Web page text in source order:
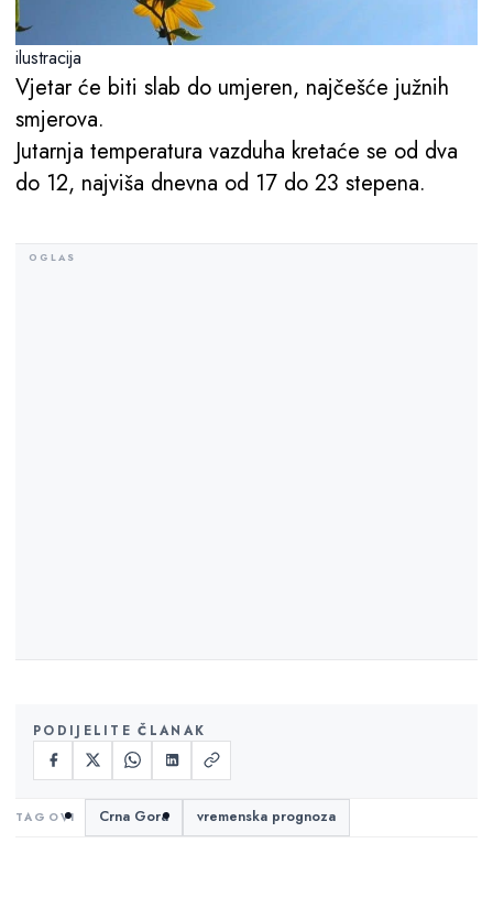
ilustracija
Vjetar će biti slab do umjeren, najčešće južnih
smjerova.
Jutarnja temperatura vazduha kretaće se od dva
do 12, najviša dnevna od 17 do 23 stepena.
PODIJELITE ČLANAK
Crna Gora vremenska prognoza